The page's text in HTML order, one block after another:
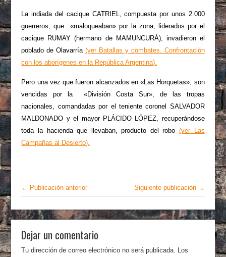
La indiada del cacique CATRIEL, compuesta por unos 2.000
guerreros, que «maloqueaban» por la zona, liderados por el
cacique RUMAY (hermano de MAMUNCURÁ), invadieron el
poblado de Olavarría(ver Batallas y combates. Confrontación
con los aborígenes en la República Argentina).
Pero una vez que fueron alcanzados en «Las Horquetas», son
vencidas por la «División Costa Sur», de las tropas
nacionales, comandadas por el teniente coronel SALVADOR
MALDONADO y el mayor PLÁCIDO LÓPEZ, recuperándose
toda la hacienda que llevaban, producto del robo(ver Las
Campañas al Desierto).
← Publicación anterior Siguiente publicación →
Dejar un comentario
Tu dirección de correo electrónico no será publicada. Los